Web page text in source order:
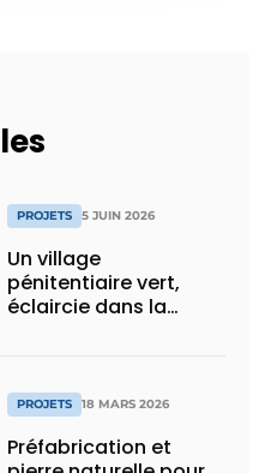
PROJETS 5 JUIN 2026
Un village
pénitentiaire vert,
éclaircie dans la
PROJETS 18 MARS 2026
Préfabrication et